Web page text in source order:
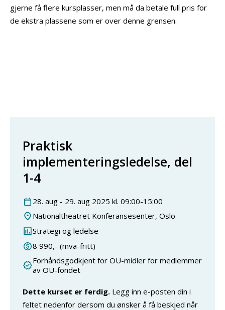
gjerne få flere kursplasser, men må da betale full pris for
de ekstra plassene som er over denne grensen.
Praktisk
implementeringsledelse, del
1-4
28. aug - 29. aug 2025 kl. 09:00-15:00
Nationaltheatret Konferansesenter, Oslo
Strategi og ledelse
8 990,- (mva-fritt)
Forhåndsgodkjent for OU-midler for medlemmer
av OU-fondet
Dette kurset er ferdig. Legg inn e-posten din i
feltet nedenfor dersom du ønsker å få beskjed når